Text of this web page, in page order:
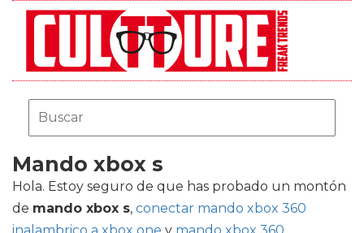
Mando xbox s
Hola. Estoy seguro de que has probado un montón
de mando xbox s, conectar mando xbox 360